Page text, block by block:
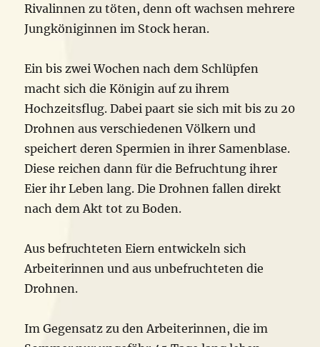
Rivalinnen zu töten, denn oft wachsen mehrere
Jungköniginnen im Stock heran.
Ein bis zwei Wochen nach dem Schlüpfen
macht sich die Königin auf zu ihrem
Hochzeitsflug. Dabei paart sie sich mit bis zu 20
Drohnen aus verschiedenen Völkern und
speichert deren Spermien in ihrer Samenblase.
Diese reichen dann für die Befruchtung ihrer
Eier ihr Leben lang. Die Drohnen fallen direkt
nach dem Akt tot zu Boden.
Aus befruchteten Eiern entwickeln sich
Arbeiterinnen und aus unbefruchteten die
Drohnen.
Im Gegensatz zu den Arbeiterinnen, die im